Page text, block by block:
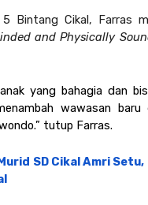
Bintang Cikal, Farras
and Physically
yang bahagia dan
wawasan
tutup Farras.
SD Cikal Amri